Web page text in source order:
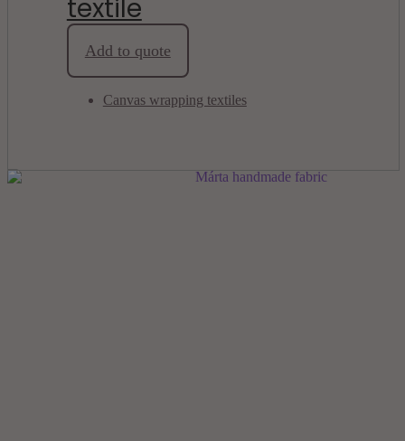
textile
Tengerészkék-
színű
csomagoló
Add to quote
Canvas wrapping textiles